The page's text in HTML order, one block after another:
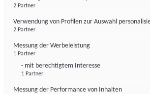
2 Partner
Verwendung von Profilen zur Auswahl
2 Partner
Messung der Werbeleistung
1 Partner
- mit berechtigtem Interesse
1 Partner
Messung der Performance von Inhalten